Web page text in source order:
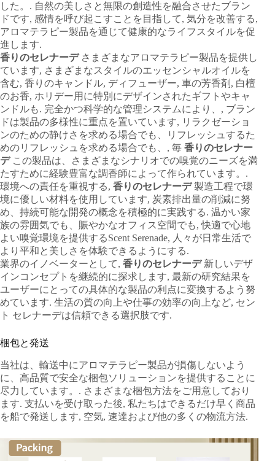
した。. 自然の美しさと無限の創造性を融合させたブラン
ドです, 感情を呼び起こすことを目指して, 気分を改善する,
アロマテラピー製品を通じて健康的なライフスタイルを促
進します.
香りのセレナーデさまざまなアロマテラピー製品を提供し
ています, さまざまなスタイルのエッセンシャルオイルを
含む, 香りのキャンドル, ディフューザー, 車の芳香剤, 白檀
のお香, ホリデー用に特別にデザインされたギフトやキャ
ンドルも. 完全かつ科学的な管理システムにより、, ブラン
ドは製品の多様性に重点を置いています, リラクゼーショ
ンのための静けさを求める場合でも、リフレッシュするた
めのリフレッシュを求める場合でも、, 毎 香りのセレナー
デこの製品は、さまざまなシナリオでの嗅覚のニーズを満
たすために経験豊富な調香師によって作られています。.
環境への責任を重視する, 香りのセレナーデ製造工程で環
境に優しい材料を使用しています, 炭素排出量の削減に努
め、持続可能な開発の概念を積極的に実践する. 温かい家
族の雰囲気でも、賑やかなオフィス空間でも, 快適で心地
よい嗅覚環境を提供するScent Serenade, 人々が日常生活で
より平和と美しさを体験できるようにする.
業界のイノベーターとして, 香りのセレナーデ新しいデザ
インコンセプトを継続的に探求します, 最新の研究結果を
ユーザーにとっての具体的な製品の利点に変換するよう努
めています. 生活の質の向上や仕事の効率の向上など, セン
ト セレナーデは信頼できる選択肢です.
梱包と発送
当社は、輸送中にアロマテラピー製品が損傷しないよう
に、高品質で安全な梱包ソリューションを提供することに
尽力しています。. さまざまな梱包方法をご用意しており
ます. 支払いを受け取った後, 私たちはできるだけ早く商品
を船で発送します, 空気, 速達および他の多くの物流方法.